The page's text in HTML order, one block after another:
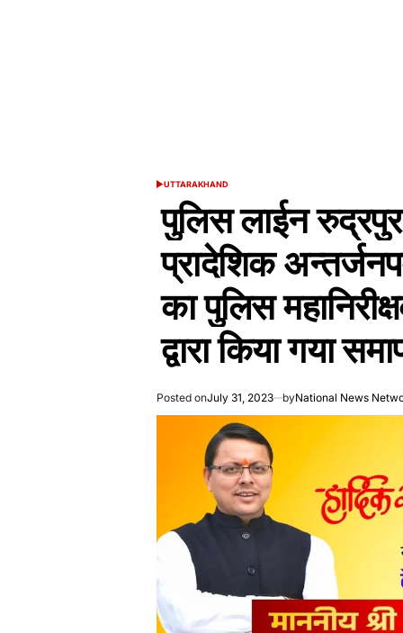
POSTED
UTTARAKHAND
पुलिस लाईन
प्रादेशिक
का पुलिस
द्वारा किया गया
Posted onJuly 31, 2023 byNational News